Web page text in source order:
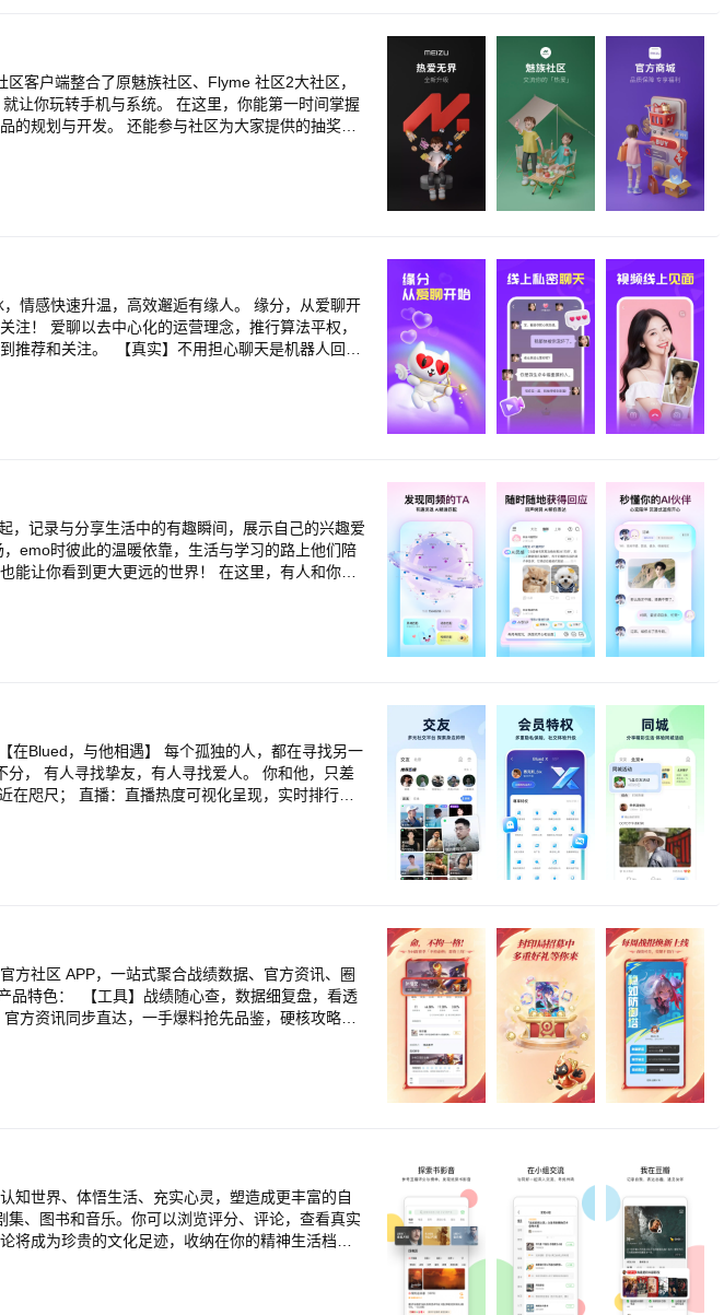
客户端整合了原魅族社区、Flyme 社区2大社区，
。 在这里，你能第一时间掌握
规划与开发。 还能参与社区为大家提供的抽奖与
情感快速升温，高效邂逅有缘人。 缘分，从爱聊开
！ 爱聊以去中心化的运营理念，推行算法平权，
推荐和关注。 【真实】不用担心聊天是机器人回
友模式，能为你快速推荐有好感的异性，聊天回复
，一键相遇，快速开聊，秒速回复！ 视频速配：
聊心动时刻，用声音治愈你！ 亲密印记：记录你们
更远的世界！ 在这里，有人和你一
，和志趣相投的朋友开心畅聊 使用场景：
心的情绪，遇见懂你的人 有片精神自留地，无压力
咫尺； 直播：直播热度可视化呈现，实时排行，
18项小蓝特权。 【会员服务】 1、服
vipterm Blued连续订阅服务协议：https://app.b
work/UUIo7dhT 【联系我们】 官方微
方社区 APP，一站式聚合战绩数据、官方资讯、圈
品特色： 【工具】战绩随心查，数据细复盘，看透
方资讯同步直达，一手爆料抢先品鉴，硬核攻略应
事内容整合服务，覆盖赛程查询、高清直播、观赛
度战绩分析，随问随答陪你冲 还有更多精彩宝藏等
知世界、体悟生活、充实心灵，塑造成更丰富的自
、图书和音乐。你可以浏览评分、评论，查看真实
将成为珍贵的文化足迹，收纳在你的精神生活档
。豆友们在豆瓣谈论的是自己喜欢的作家导演、对
将自己的独特放大到豆瓣的公共空间，影响和塑